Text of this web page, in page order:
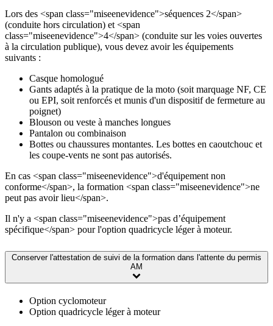
Lors des <span class="miseenevidence">séquences 2</span>
(conduite hors circulation) et <span
class="miseenevidence">4</span> (conduite sur les voies ouvertes
à la circulation publique), vous devez avoir les équipements
suivants :
Casque homologué
Gants adaptés à la pratique de la moto (soit marquage NF, CE
ou EPI, soit renforcés et munis d'un dispositif de fermeture au
poignet)
Blouson ou veste à manches longues
Pantalon ou combinaison
Bottes ou chaussures montantes. Les bottes en caoutchouc et
les coupe-vents ne sont pas autorisés.
En cas <span class="miseenevidence">d'équipement non
conforme</span>, la formation <span class="miseenevidence">ne
peut pas avoir lieu</span>.
Il n'y a <span class="miseenevidence">pas d’équipement
spécifique</span> pour l'option quadricycle léger à moteur.
Conserver l'attestation de suivi de la formation dans l'attente du permis
AM
Option cyclomoteur
Option quadricycle léger à moteur